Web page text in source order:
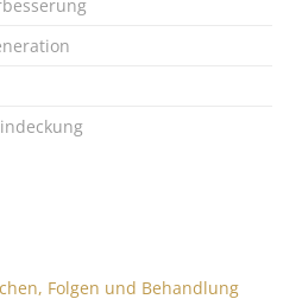
Folgen und Behandlung